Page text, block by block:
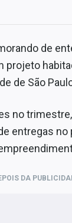
de
projeto
de São
no
entregas
DA